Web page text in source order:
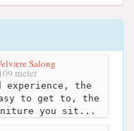
Salong
109 meter
experience, the
to get to, the
you sit...